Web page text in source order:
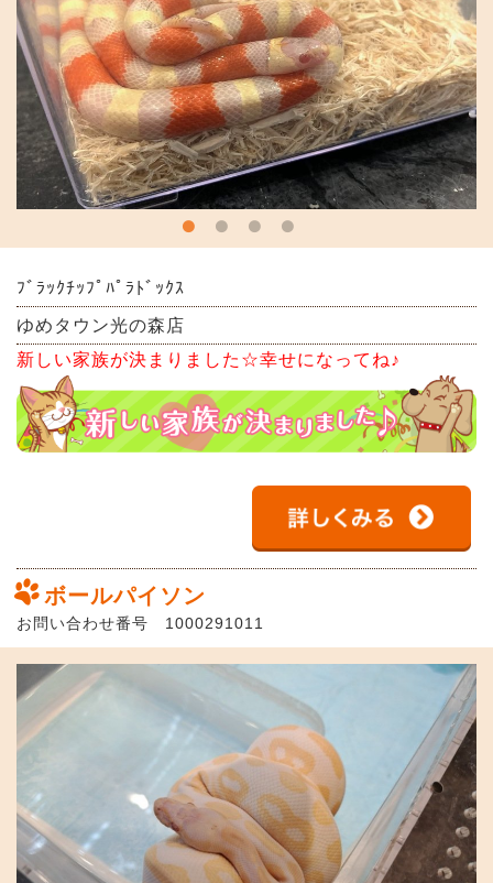
ﾌﾞﾗｯｸﾁｯﾌﾟﾊﾟﾗﾄﾞｯｸｽ
ゆめタウン光の森店
新しい家族が決まりました☆幸せになってね♪
ボールパイソン
お問い合わせ番号 1000291011